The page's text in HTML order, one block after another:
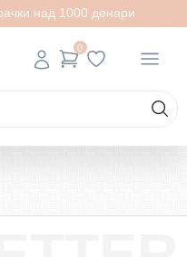
над 1000 денари
0